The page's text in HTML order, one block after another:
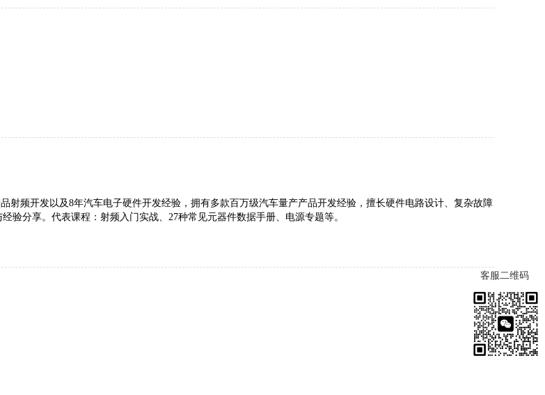
射频开发以及8年汽车电子硬件开发经验，拥有多款百万级汽车量产产品开发经验，擅长硬件电路设计、复杂故障
验分享。代表课程：射频入门实战、27种常见元器件数据手册、电源专题等。
客服二维码